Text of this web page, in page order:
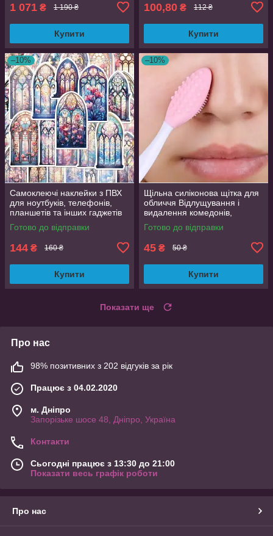
1 071 ₴ 1 190 ₴
Купити
100,80 ₴ 112 ₴
Купити
–10%
Самоклеючі наклейки з ПВХ
для ноутбуків, телефонів,
планшетів та інших гаджетів
50 шт. яскраві дизайни
Готово до відправки
144 ₴ 160 ₴
Купити
–10%
Щільна силіконова щітка для
обличчя Відлущування і
видалення комедонів,
текстурна поверхня
Готово до відправки
45 ₴ 50 ₴
Купити
Показати ще
Про нас
98% позитивних з 202 відгуків за рік
Працює з 04.02.2020
м. Дніпро
Запорізьке шосе 48, Дніпро, Україна
Контакти
Сьогодні працює з 13:30 до 21:00
Показати весь графік роботи
Про нас